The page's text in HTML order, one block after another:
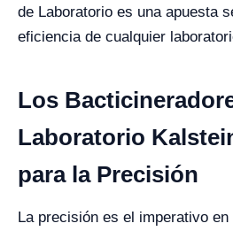
de Laboratorio es una apuesta
eficiencia de cualquier
Los
Laboratorio
para la Precisión
La precisión es el imperativo